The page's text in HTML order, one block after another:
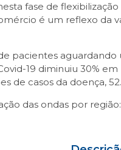
fase de
é um reflexo da
pacientes aguardando
19 diminuiu 30%
de casos da doença,
das ondas por região: